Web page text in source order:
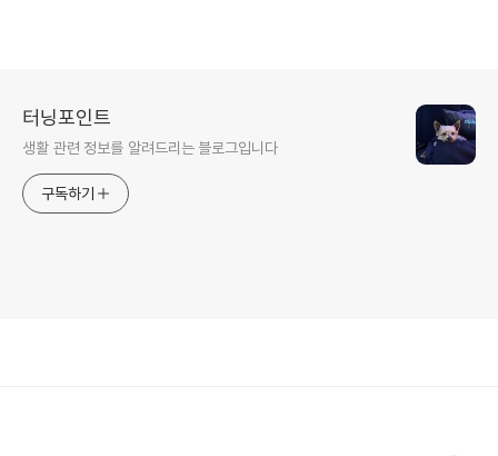
터닝포인트
생활 관련 정보를 알려드리는 블로그입니다
구독하기